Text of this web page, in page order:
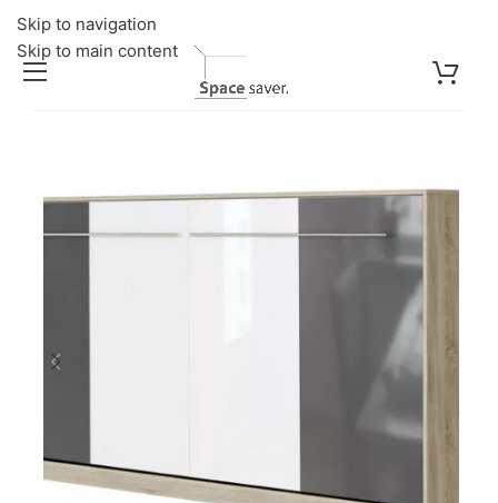
Skip to navigation
Skip to main content